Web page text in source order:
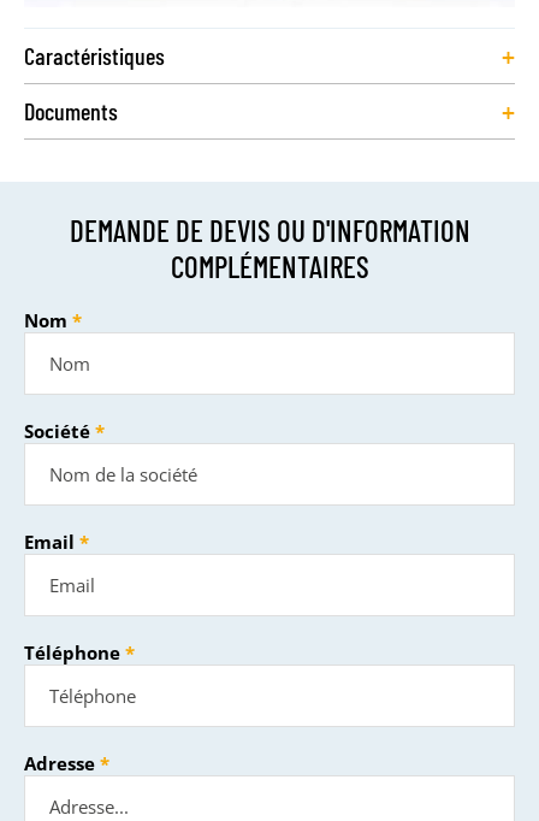
Caractéristiques +
Documents +
DEMANDE DE DEVIS OU D'INFORMATION
COMPLÉMENTAIRES
Nom
Société
Email
Téléphone
Adresse